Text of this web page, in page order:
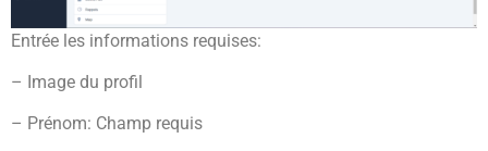
Entrée les informations requises:
– Image du profil
– Prénom: Champ requis